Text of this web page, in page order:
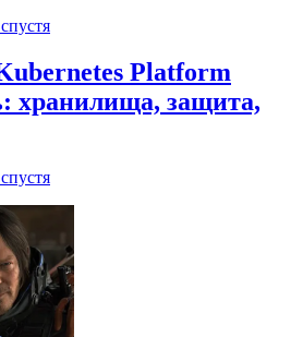
Platform
хранилища, защита,